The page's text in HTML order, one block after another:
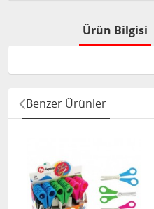
Ürün Bilgisi
Benzer Ürünler